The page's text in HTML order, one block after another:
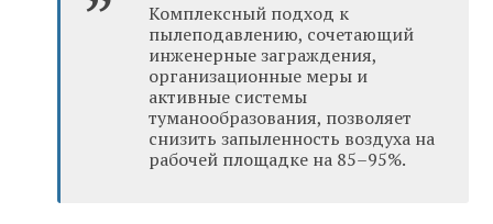
Комплексный подход к
пылеподавлению, сочетающий
инженерные заграждения,
организационные меры и
активные системы
туманообразования, позволяет
снизить запыленность воздуха на
рабочей площадке на 85–95%.